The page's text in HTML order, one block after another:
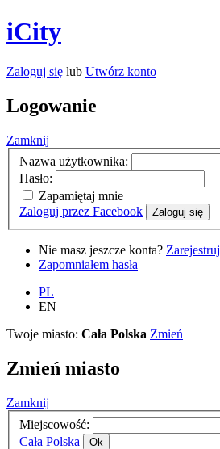
iCity
Zaloguj się lub Utwórz konto
Logowanie
Zamknij
Nazwa użytkownika:
Hasło:
Zapamiętaj mnie
Zaloguj przez Facebook
Zaloguj się
Nie masz jeszcze konta?
Zapomniałem hasła
PL
EN
Twoje miasto: Cała Polska Zmień
Zmień miasto
Zamknij
Miejscowość:
Cała Polska
Ok